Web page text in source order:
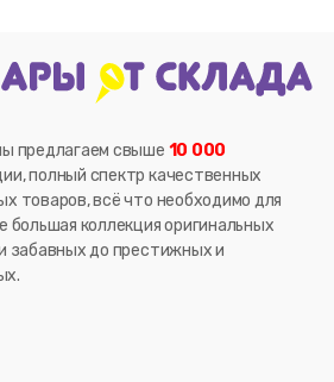
предлагаем свыше 10 000
полный спектр качественных
товаров, всё что необходимо для
коллекция оригинальных
забавных до престижных и